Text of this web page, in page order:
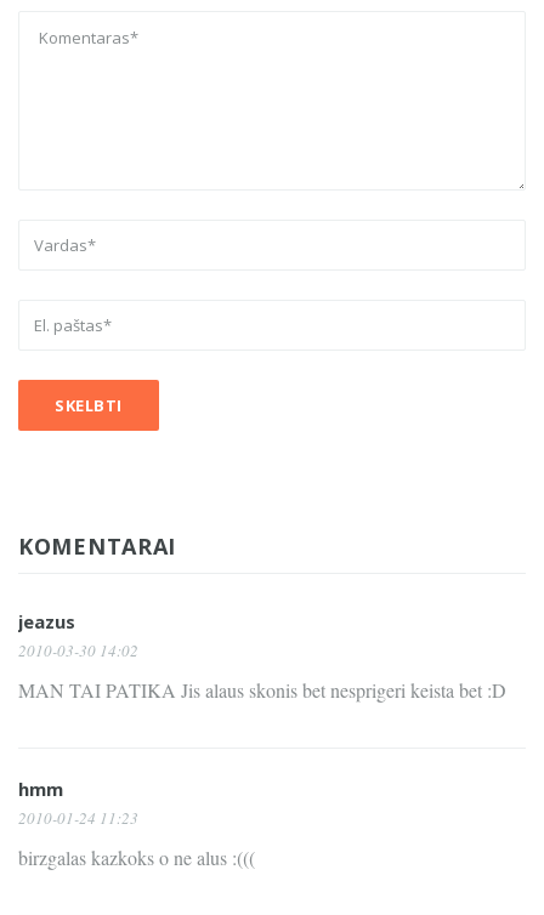
KOMENTARAI
jeazus
2010-03-30 14:02
MAN TAI PATIKA Jis alaus skonis bet nesprigeri keista bet :D
hmm
2010-01-24 11:23
birzgalas kazkoks o ne alus :(((